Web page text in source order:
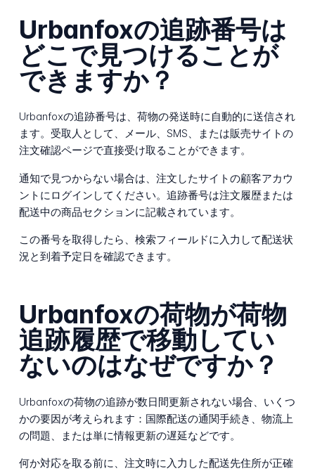
Urbanfoxの追跡番号は
どこで見つけることが
できますか？
Urbanfoxの追跡番号は、荷物の発送時に自動的に送信され
ます。受取人として、メール、SMS、または販売サイトの
注文確認ページで直接受け取ることができます。
通知で見つからない場合は、注文したサイトの顧客アカウ
ントにログインしてください。追跡番号は注文履歴または
配送中の商品セクションに記載されています。
この番号を取得したら、検索フィールドに入力して配送状
況と到着予定日を確認できます。
Urbanfoxの荷物が荷物
追跡履歴で移動してい
ないのはなぜですか？
Urbanfoxの荷物の追跡が数日間更新されない場合、いくつ
かの要因が考えられます：国際配送の通関手続き、物流上
の問題、または単に情報更新の遅延などです。
何か対応を取る前に、注文時に入力した配送先住所が正確